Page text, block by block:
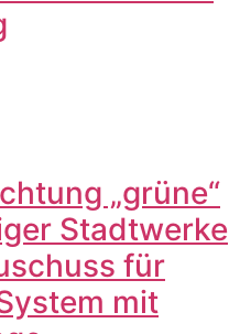
„grüne“
Stadtwerke
für
mit